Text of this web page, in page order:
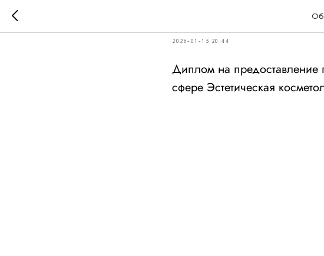
2026-01-15 20:44
Диплом на предоставление
сфере Эстетическая